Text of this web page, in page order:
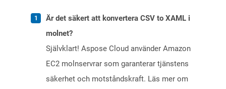
Är det säkert att konvertera CSV to XAML i
molnet?
Självklart! Aspose Cloud använder Amazon
EC2 molnservrar som garanterar tjänstens
säkerhet och motståndskraft. Läs mer om